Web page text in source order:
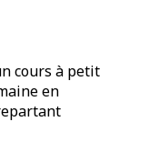
cours à petit
en